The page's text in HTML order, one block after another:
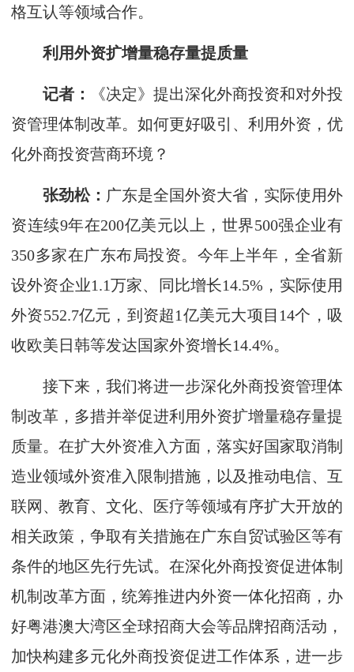
格互认等领域合作。
利用外资扩增量稳存量提质量
记者：
《决定》提出深化外商投资和对外投
资管理体制改革。如何更好吸引、利用外资，优
化外商投资营商环境？
张劲松： 广东是全国外资大省，实际使用外
资连续9年在200亿美元以上，世界500强企业有
350多家在广东布局投资。今年上半年，全省新
设外资企业1.1万家、同比增长14.5%，实际使用
外资552.7亿元，到资超1亿美元大项目14个，吸
收欧美日韩等发达国家外资增长14.4%。
接下来，我们将进一步深化外商投资管理体
制改革，多措并举促进利用外资扩增量稳存量提
质量。在扩大外资准入方面，落实好国家取消制
造业领域外资准入限制措施，以及推动电信、互
联网、教育、文化、医疗等领域有序扩大开放的
相关政策，争取有关措施在广东自贸试验区等有
条件的地区先行先试。在深化外商投资促进体制
机制改革方面，统筹推进内外资一体化招商，办
好粤港澳大湾区全球招商大会等品牌招商活动，
加快构建多元化外商投资促进工作体系，进一步